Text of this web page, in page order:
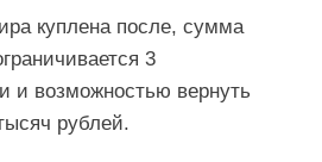
куплена после, сумма
3
и возможностью вернуть
рублей.